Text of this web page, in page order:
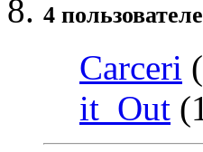
4
Carceri
it_Out